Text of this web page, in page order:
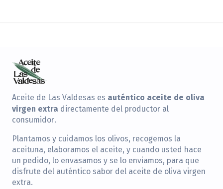
Aceite de Las Valdesas es auténtico aceite de oliva
virgen extra directamente del productor al
consumidor.
Plantamos y cuidamos los olivos, recogemos la
aceituna, elaboramos el aceite, y cuando usted hace
un pedido, lo envasamos y se lo enviamos, para que
disfrute del auténtico sabor del aceite de oliva virgen
extra.